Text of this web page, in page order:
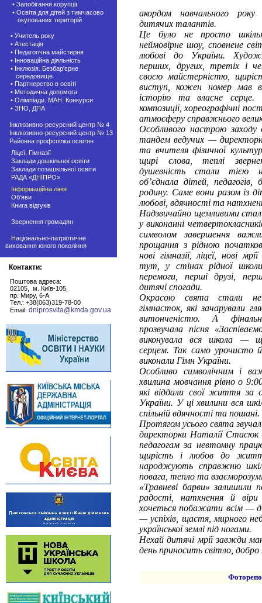
• Запобігання корупції
• Освіта для дітей з тимчасово
окупованих територій
• Учитель року
• Атестація
• Педагогічна майстерня
• Інноваційна діяльність
• Інклюзія. Безбар'єрне
середовище
• Партнерство в освіті
• Методична допомога
• Олімпіади. МАН. Конкурси
• ЗНО, ДПА
Інклюзивно-ресурсний центр № 4
Інклюзивно-ресурсний центр № 13
Районна профспілка освітян
Ліцеї, Гімназії
Заклади дошкільної освіти
Заклади позашкiльної освіти
РАДА «ДНІПРО»
Інформаційна лінія
Об'яви
Книга відгуків
Звернення громадян
Національно-патріотичне
виховання юного покоління
Контакти:
Поштова адреса:
02105, м. Київ-105,
пр. Миру, 6-А
Тел.: +38(063)319-78-00
Email: dniprosvita@kmda.gov.ua
акордом навчального
дитячих талантів.
Це було не просто
неймовірне шоу, сповнене
любові до України.
перших, других, третіх і
своєю майстерністю,
виступ, кожен номер мав
історію та власне серце.
композиції, хореографічні
атмосферу справжнього
Особливого настрою заходу
тандем ведучих —
та вчителя фізичної
щирі слова, теплі
душевність стали тією
об’єднала дітей,
родину. Саме вони разом із
любові, вдячності та
Надзвичайно щемливими
у виконанні
символом завершення
прощання з рідною
нові гімназії, ліцеї, нові
тут, у стінах рідної
перемоги, перші друзі,
дитячі спогади.
Окрасою свята стали
гімнасток, які зачарували
витонченістю. А
прозвучала пісня
виконувала вся школа —
серцем. Так само урочисто
виконали Гімн України.
Особливо символічним і
хвилина мовчання рівно о
які віддали свої життя за
України. У ці хвилини вся
спільній вдячності та пошані.
Протягом усього свята
директорки Наталії
педагогам за невтомну
щирість і любов до
народжують справжню
повага, тепло та
«Травневі барви» залишили
радості, натхнення й
хочеться побажати всім —
— успіхів, щастя, мирного
української землі під ногами.
Нехай дитячі мрії завжди
день приносить світло,